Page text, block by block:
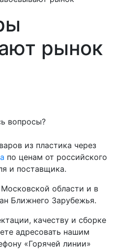
рынок
вопросы?
из пластика через
по ценам от российского
и поставщика.
области и в
Ближнего Зарубежья.
качеству и сборке
адресовать нашим
«Горячей линии»